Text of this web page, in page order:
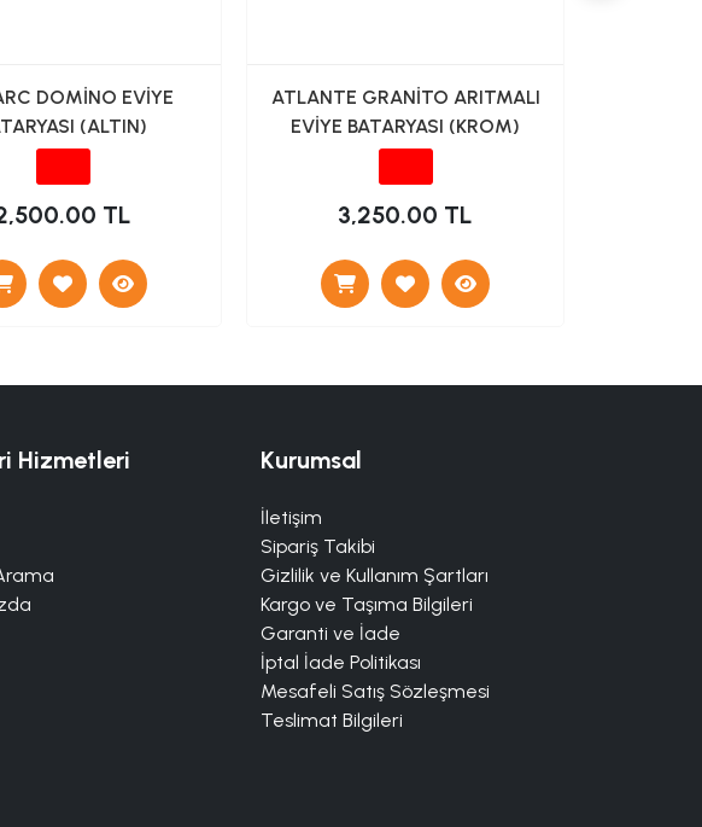
DOMİNO EVİYE
(ALTIN)
TL
ATLANTE GRANİTO ARITMALI
EVİYE BATARYASI (KROM)
3,250.00 TL
Kurumsal
İletişim
Sipariş Takibi
Gizlilik ve Kullanım Şartları
Kargo ve Taşıma Bilgileri
Garanti ve İade
İptal İade Politikası
Mesafeli Satış Sözleşmesi
Teslimat Bilgileri
Hizmetleri